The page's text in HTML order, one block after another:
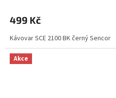
499 Kč
Kávovar SCE 2100 BK černý Sencor
Akce